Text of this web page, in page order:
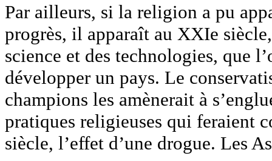
Par ailleurs, si la religion a pu
progrès, il apparaît au XXIe
science et des technologies, que
développer un pays. Le
champions les amènerait à
pratiques religieuses qui feraient
siècle, l’effet d’une drogue. Les